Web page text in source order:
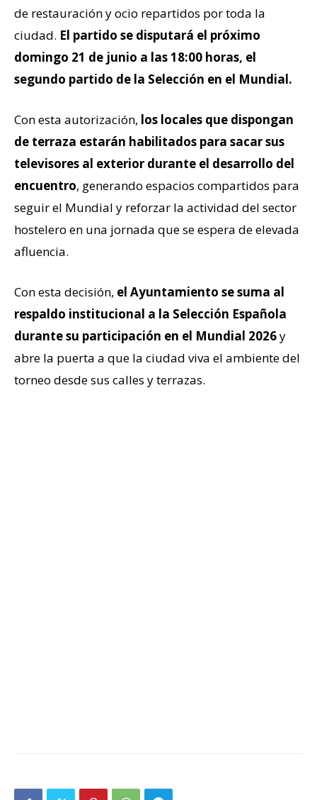
de restauración y ocio repartidos por toda la
ciudad. El partido se disputará el próximo
domingo 21 de junio a las 18:00 horas, el
segundo partido de la Selección en el Mundial.
Con esta autorización, los locales que dispongan
de terraza estarán habilitados para sacar sus
televisores al exterior durante el desarrollo del
encuentro, generando espacios compartidos para
seguir el Mundial y reforzar la actividad del sector
hostelero en una jornada que se espera de elevada
afluencia.
Con esta decisión, el Ayuntamiento se suma al
respaldo institucional a la Selección Española
durante su participación en el Mundial 2026y
abre la puerta a que la ciudad viva el ambiente del
torneo desde sus calles y terrazas.